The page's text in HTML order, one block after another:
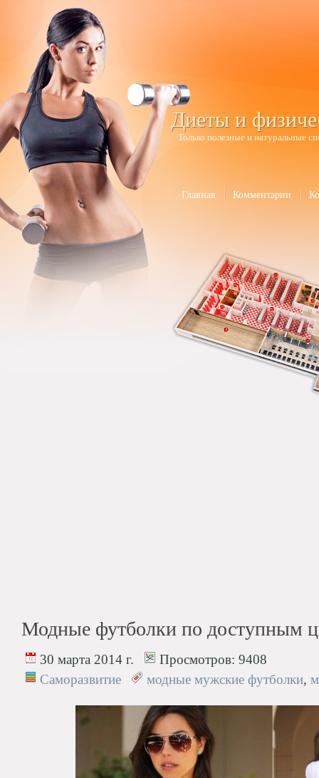
Диеты и
Только полезные и натуральные
Главная Комментарии
Модные футболки по доступным
30 марта 2014 г. Просмотров: 9408
Саморазвитие
модные мужские футболки,